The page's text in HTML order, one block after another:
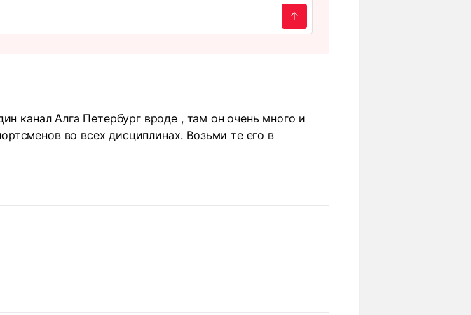
канал Алга Петербург вроде , там он очень много и
во всех дисциплинах. Возьми те его в